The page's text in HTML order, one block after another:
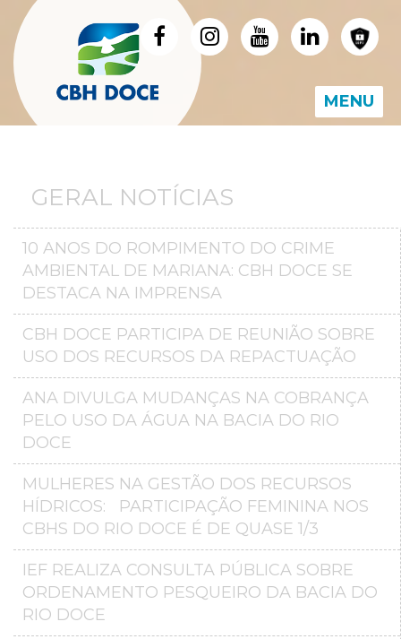
MENU
GERAL NOTÍCIAS
10 ANOS DO ROMPIMENTO DO CRIME
AMBIENTAL DE MARIANA: CBH DOCE SE
DESTACA NA IMPRENSA
CBH DOCE PARTICIPA DE REUNIÃO SOBRE
USO DOS RECURSOS DA REPACTUAÇÃO
ANA DIVULGA MUDANÇAS NA COBRANÇA
PELO USO DA ÁGUA NA BACIA DO RIO
DOCE
MULHERES NA GESTÃO DOS RECURSOS
HÍDRICOS: PARTICIPAÇÃO FEMININA NOS
CBHS DO RIO DOCE É DE QUASE 1/3
IEF REALIZA CONSULTA PÚBLICA SOBRE
ORDENAMENTO PESQUEIRO DA BACIA DO
RIO DOCE